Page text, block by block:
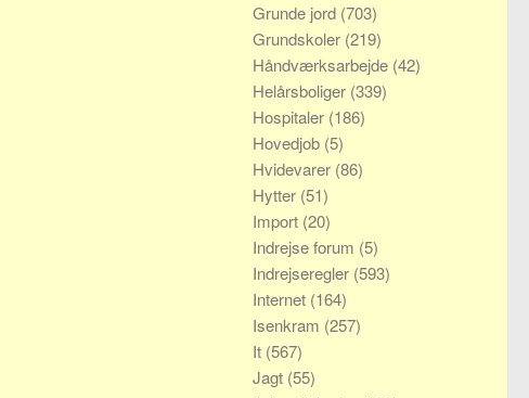
Grunde jord (703)
Grundskoler (219)
Håndværksarbejde (42)
Helårsboliger (339)
Hospitaler (186)
Hovedjob (5)
Hvidevarer (86)
Hytter (51)
Import (20)
Indrejse forum (5)
Indrejseregler (593)
Internet (164)
Isenkram (257)
It (567)
Jagt (55)